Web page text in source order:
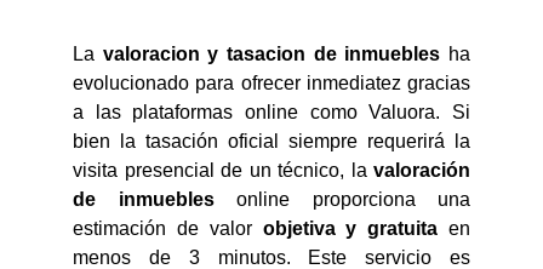
La valoracion y tasacion de inmuebles ha
evolucionado para ofrecer inmediatez gracias
a las plataformas online como Valuora. Si
bien la tasación oficial siempre requerirá la
visita presencial de un técnico, la valoración
de inmueblesonline proporciona una
estimación de valor objetiva y gratuita en
menos de 3 minutos. Este servicio es